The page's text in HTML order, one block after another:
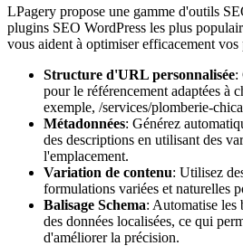
LPagery propose une gamme d'outils
plugins SEO WordPress les plus
vous aident à optimiser efficacement vos
Structure d'URL personnalisée:
pour le référencement adaptées à
exemple, /services/plomberie-
Métadonnées: Générez
des descriptions en utilisant des
l'emplacement.
Variation de contenu: Utilisez
formulations variées et naturelles
Balisage Schema: Automatise les
des données localisées, ce qui
d'améliorer la précision.